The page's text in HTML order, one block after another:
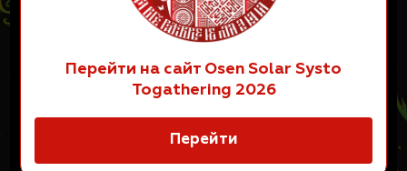
обретенные знания помогаю познать себя и весь
внешний мир. Помогаю пробуждать силу духа в
каждом и соединяю с силой рода»
Духовный посол Перу, хранитель древних и
сакральных церемоний, потомственный белый
Автор метода «Пробуждение Духа», Основатель
Перейти на сайт Osen Solar Systo
Togathering 2026
Перейти